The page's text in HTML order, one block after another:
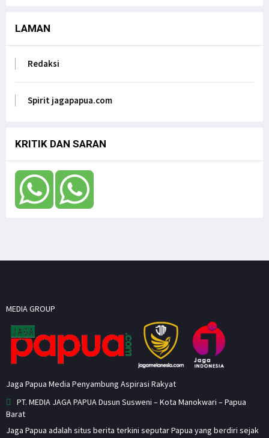
di DPD RI
LAMAN
Redaksi
Spirit jagapapua.com
KRITIK DAN SARAN
MEDIA GROUP
Jaga Papua Media Penyambung Aspirasi Rakyat
PT. MEDIA JAGA PAPUA Dusun Susweni – Kota Manokwari – Papua
Barat
Jaga Papua adalah situs berita terkini seputar Papua yang berdiri sejak